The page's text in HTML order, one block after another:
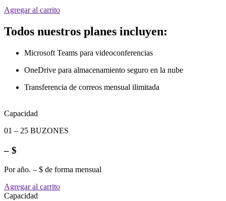
Agregar al carrito
Todos nuestros planes incluyen:
Microsoft Teams para videoconferencias
OneDrive para almacenamiento seguro en la nube
Transferencia de correos mensual ilimitada
Capacidad
01 – 25 BUZONES
– $
Por año. – $ de forma mensual
Agregar al carrito
Capacidad